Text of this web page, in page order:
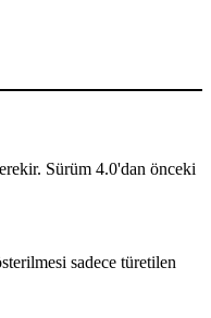
Sürüm 4.0'dan önceki
sadece türetilen